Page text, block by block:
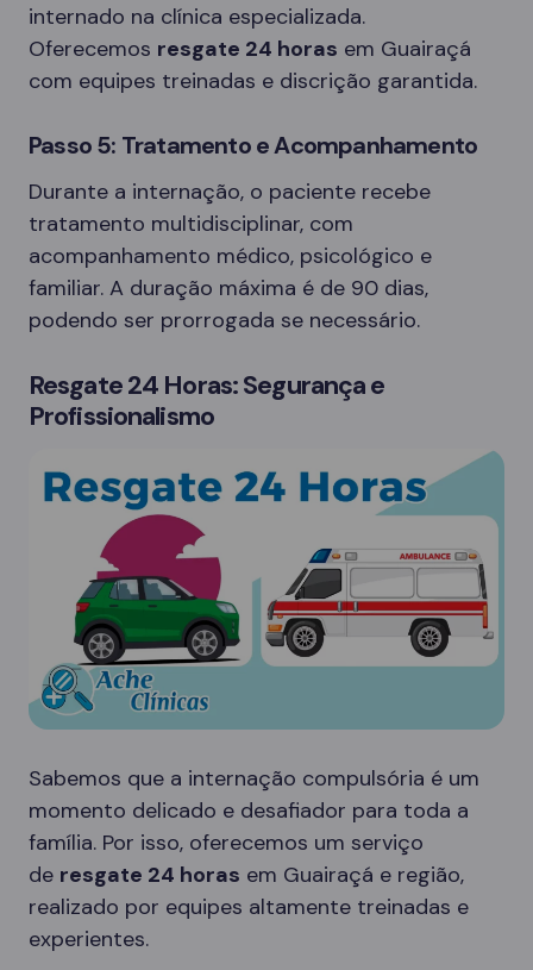
internado na clínica especializada.
Oferecemos resgate 24 horas em Guairaçá
com equipes treinadas e discrição garantida.
Passo 5: Tratamento e Acompanhamento
Durante a internação, o paciente recebe
tratamento multidisciplinar, com
acompanhamento médico, psicológico e
familiar. A duração máxima é de 90 dias,
podendo ser prorrogada se necessário.
Resgate 24 Horas: Segurança e
Profissionalismo
Sabemos que a internação compulsória é um
momento delicado e desafiador para toda a
família. Por isso, oferecemos um serviço
de resgate 24 horas em Guairaçá e região,
realizado por equipes altamente treinadas e
experientes.